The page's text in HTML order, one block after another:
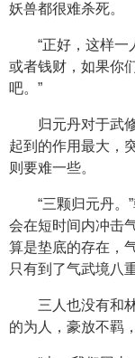
妖兽都很难杀死。
“正好，这样
或者钱财，如果你
吧。”
归元丹对于武
起到的作用最大，
则要难一些。
“三颗归元丹。
会在短时间内冲击
算是垫底的存在，
只有到了气武境八
三人也没有和
的为人，豪放不羁